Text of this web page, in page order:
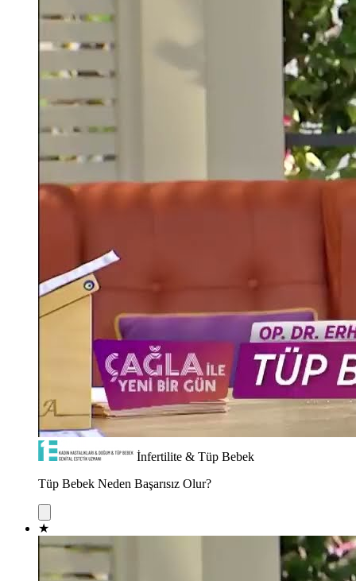
İnfertilite & Tüp Bebek
Tüp Bebek Neden Başarısız Olur?
★